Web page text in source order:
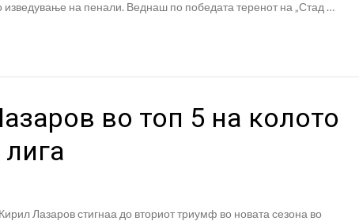
изведување на пенали. Веднаш по победата теренот на „Стад …
во топ 5 на колото
Лазаров стигнаа до вториот триумф во новата сезона во